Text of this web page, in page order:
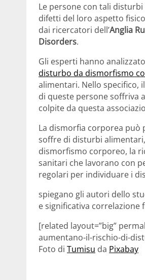
Le persone con tali
difetti del loro aspetto
dai ricercatori dell’Anglia
Disorders.
Gli esperti hanno
disturbo da dismorfismo
alimentari. Nello specifico,
di queste persone soffriva
colpite da questa
La dismorfia corporea può
soffre di disturbi
dismorfismo corporeo, la
sanitari che lavorano con
regolari per individuare i
spiegano gli autori dello
e significativa correlazione
[related layout=”big”
aumentano-il-rischio-di-
Foto di Tumisu da Pixabay